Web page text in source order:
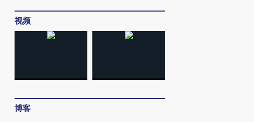
视频
博客